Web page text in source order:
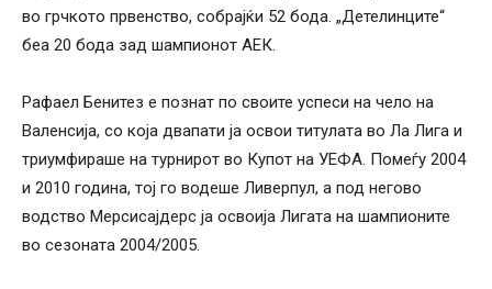
во грчкото првенство, собрајќи 52 бода. „Детелинците“
беа 20 бода зад шампионот АЕК.
Рафаел Бенитез е познат по своите успеси на чело на
Валенсија, со која двапати ја освои титулата во Ла Лига и
триумфираше на турнирот во Купот на УЕФА. Помеѓу 2004
и 2010 година, тој го водеше Ливерпул, а под негово
водство Мерсисајдерс ја освоија Лигата на шампионите
во сезоната 2004/2005.